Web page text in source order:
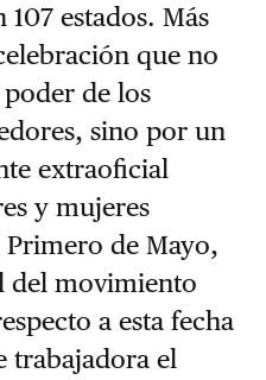
estados. Más
que no
de los
sino por un
extraoficial
y mujeres
de Mayo,
del movimiento
a esta fecha
trabajadora el